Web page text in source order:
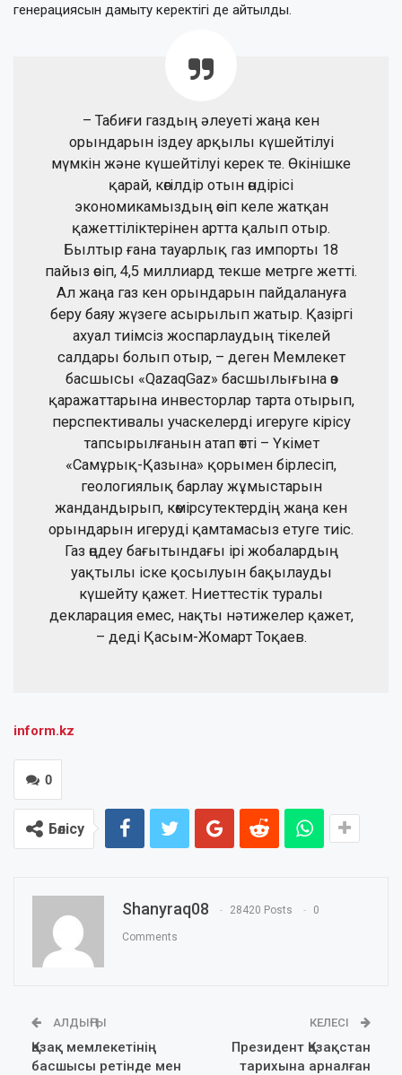
генерациясын дамыту керектігі де айтылды.
– Табиғи газдың әлеуеті жаңа кен
орындарын іздеу арқылы күшейтілуі
мүмкін және күшейтілуі керек те. Өкінішке
қарай, көгілдір отын өндірісі
экономикамыздың өсіп келе жатқан
қажеттіліктерінен артта қалып отыр.
Былтыр ғана тауарлық газ импорты 18
пайыз өсіп, 4,5 миллиард текше метрге жетті.
Ал жаңа газ кен орындарын пайдалануға
беру баяу жүзеге асырылып жатыр. Қазіргі
ахуал тиімсіз жоспарлаудың тікелей
салдары болып отыр, – деген Мемлекет
басшысы «QazaqGaz» басшылығына өз
қаражаттарына инвесторлар тарта отырып,
перспективалы учаскелерді игеруге кірісу
тапсырылғанын атап өтті – Үкімет
«Самұрық-Қазына» қорымен бірлесіп,
геологиялық барлау жұмыстарын
жандандырып, көмірсутектердің жаңа кен
орындарын игеруді қамтамасыз етуге тиіс.
Газ өңдеу бағытындағы ірі жобалардың
уақтылы іске қосылуын бақылауды
күшейту қажет. Ниеттестік туралы
декларация емес, нақты нәтижелер қажет,
– деді Қасым-Жомарт Тоқаев.
inform.kz
0
Бөлісу
Shanyraq08 28420 Posts 0
Comments
АЛДЫҢҒЫ
Қазақ мемлекетінің
басшысы ретінде мен
КЕЛЕСІ
Президент Қазақстан
тарихына арналған